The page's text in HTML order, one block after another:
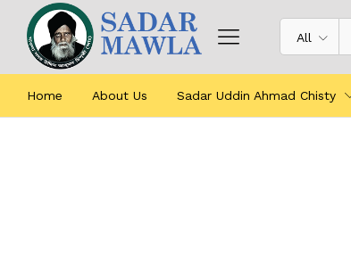
All
Home About Us Sadar Uddin Ahmad Chisty